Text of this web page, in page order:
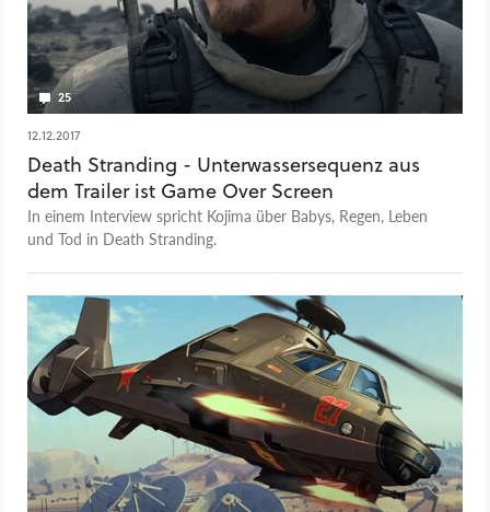
25
12.12.2017
Death Stranding - Unterwassersequenz aus
dem Trailer ist Game Over Screen
In einem Interview spricht Kojima über Babys, Regen, Leben
und Tod in Death Stranding.